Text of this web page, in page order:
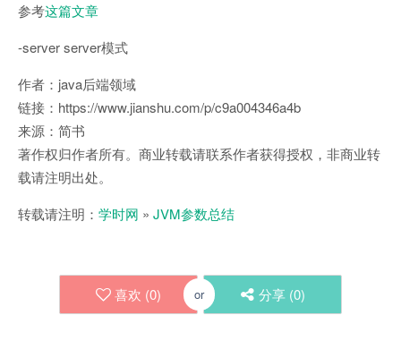
参考这篇文章
-server server模式
作者：java后端领域
链接：https://www.jianshu.com/p/c9a004346a4b
来源：简书
著作权归作者所有。商业转载请联系作者获得授权，非商业转
载请注明出处。
转载请注明： 学时网 » JVM参数总结
喜欢 (0) or 分享 (0)